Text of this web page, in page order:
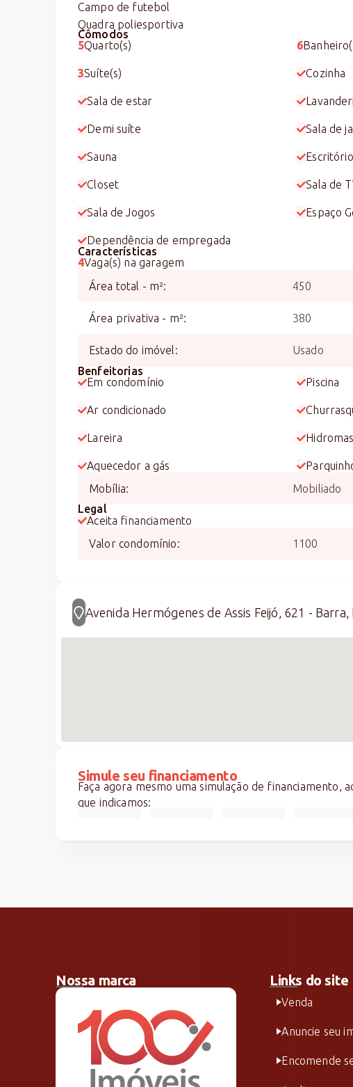
Campo de futebol
Quadra poliesportiva
Cômodos
5Quarto(s) 6
3Suíte(s) Cozinha
Sala de estar
Demi suíte Sala de
Sauna Escritório
Closet Sala de
Sala de Jogos Espaço
Dependência de empregada
Características
4Vaga(s) na garagem
Área total - m²: 450
Área privativa - m²: 380
Estado do imóvel:
Usado
Benfeitorias
Em condomínio
Piscina
Ar condicionado
Lareira
Aquecedor a gás
Mobília:
Mobiliado
Legal
Aceita financiamento
Valor condomínio: 1100
Avenida Hermógenes de Assis Feijó, 621 -
Simule seu financiamento
Faça agora mesmo uma simulação de financiamento,
que indicamos:
Nossa marca Links do site
Venda
Anuncie seu
Encomende